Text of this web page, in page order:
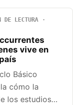
DE LECTURA
vive en
Básico
cómo la
los estudios…